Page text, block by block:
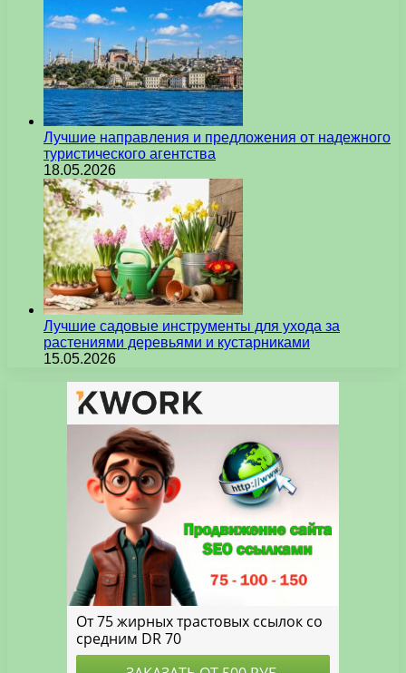
Лучшие направления и предложения от надежного
туристического агентства
18.05.2026
Лучшие садовые инструменты для ухода за
растениями деревьями и кустарниками
15.05.2026